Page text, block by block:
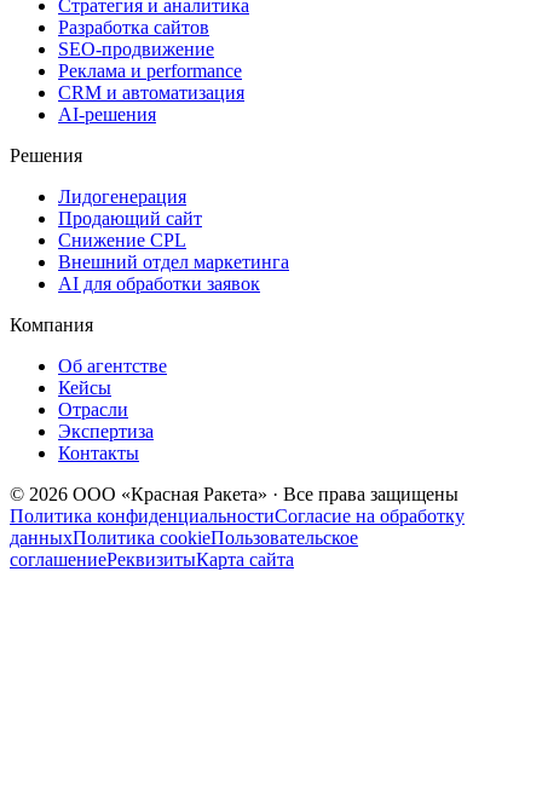
Стратегия и аналитика
Разработка сайтов
SEO‑продвижение
Реклама и performance
CRM и автоматизация
AI‑решения
Решения
Лидогенерация
Продающий сайт
Снижение CPL
Внешний отдел маркетинга
AI для обработки заявок
Компания
Об агентстве
Кейсы
Отрасли
Экспертиза
Контакты
© 2026 ООО «Красная Ракета» · Все права защищены
Политика конфиденциальностиСогласие на обработку
данныхПолитика cookieПользовательское
соглашениеРеквизитыКарта сайта